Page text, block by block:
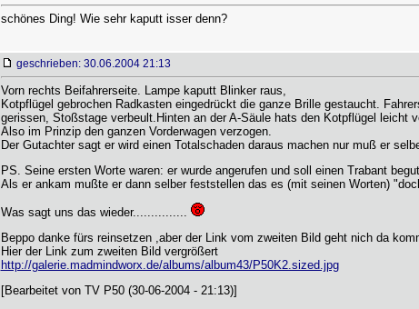
schönes Ding! Wie sehr kaputt isser denn?
geschrieben: 30.06.2004 21:13
Vorn rechts Beifahrerseite. Lampe kaputt Blinker raus,
Kotpflügel gebrochen Radkasten eingedrückt die ganze Brille gestaucht.
gerissen, Stoßstage verbeult.Hinten an der A-Säule hats den Kotpflügel leicht
Also im Prinzip den ganzen Vorderwagen verzogen.
Der Gutachter sagt er wird einen Totalschaden daraus machen nur muß er
PS. Seine ersten Worte waren: er wurde angerufen und soll einen Trabant
Als er ankam mußte er dann selber feststellen das es (mit seinen Worten)
Was sagt uns das wieder...............
Beppo danke fürs reinsetzen ,aber der Link vom zweiten Bild geht nich da
Hier der Link zum zweiten Bild vergrößert
http://galerie.madmindworx.de/albums/album43/P50K2.sized.jpg
[Bearbeitet von TV P50 (30-06-2004 - 21:13)]